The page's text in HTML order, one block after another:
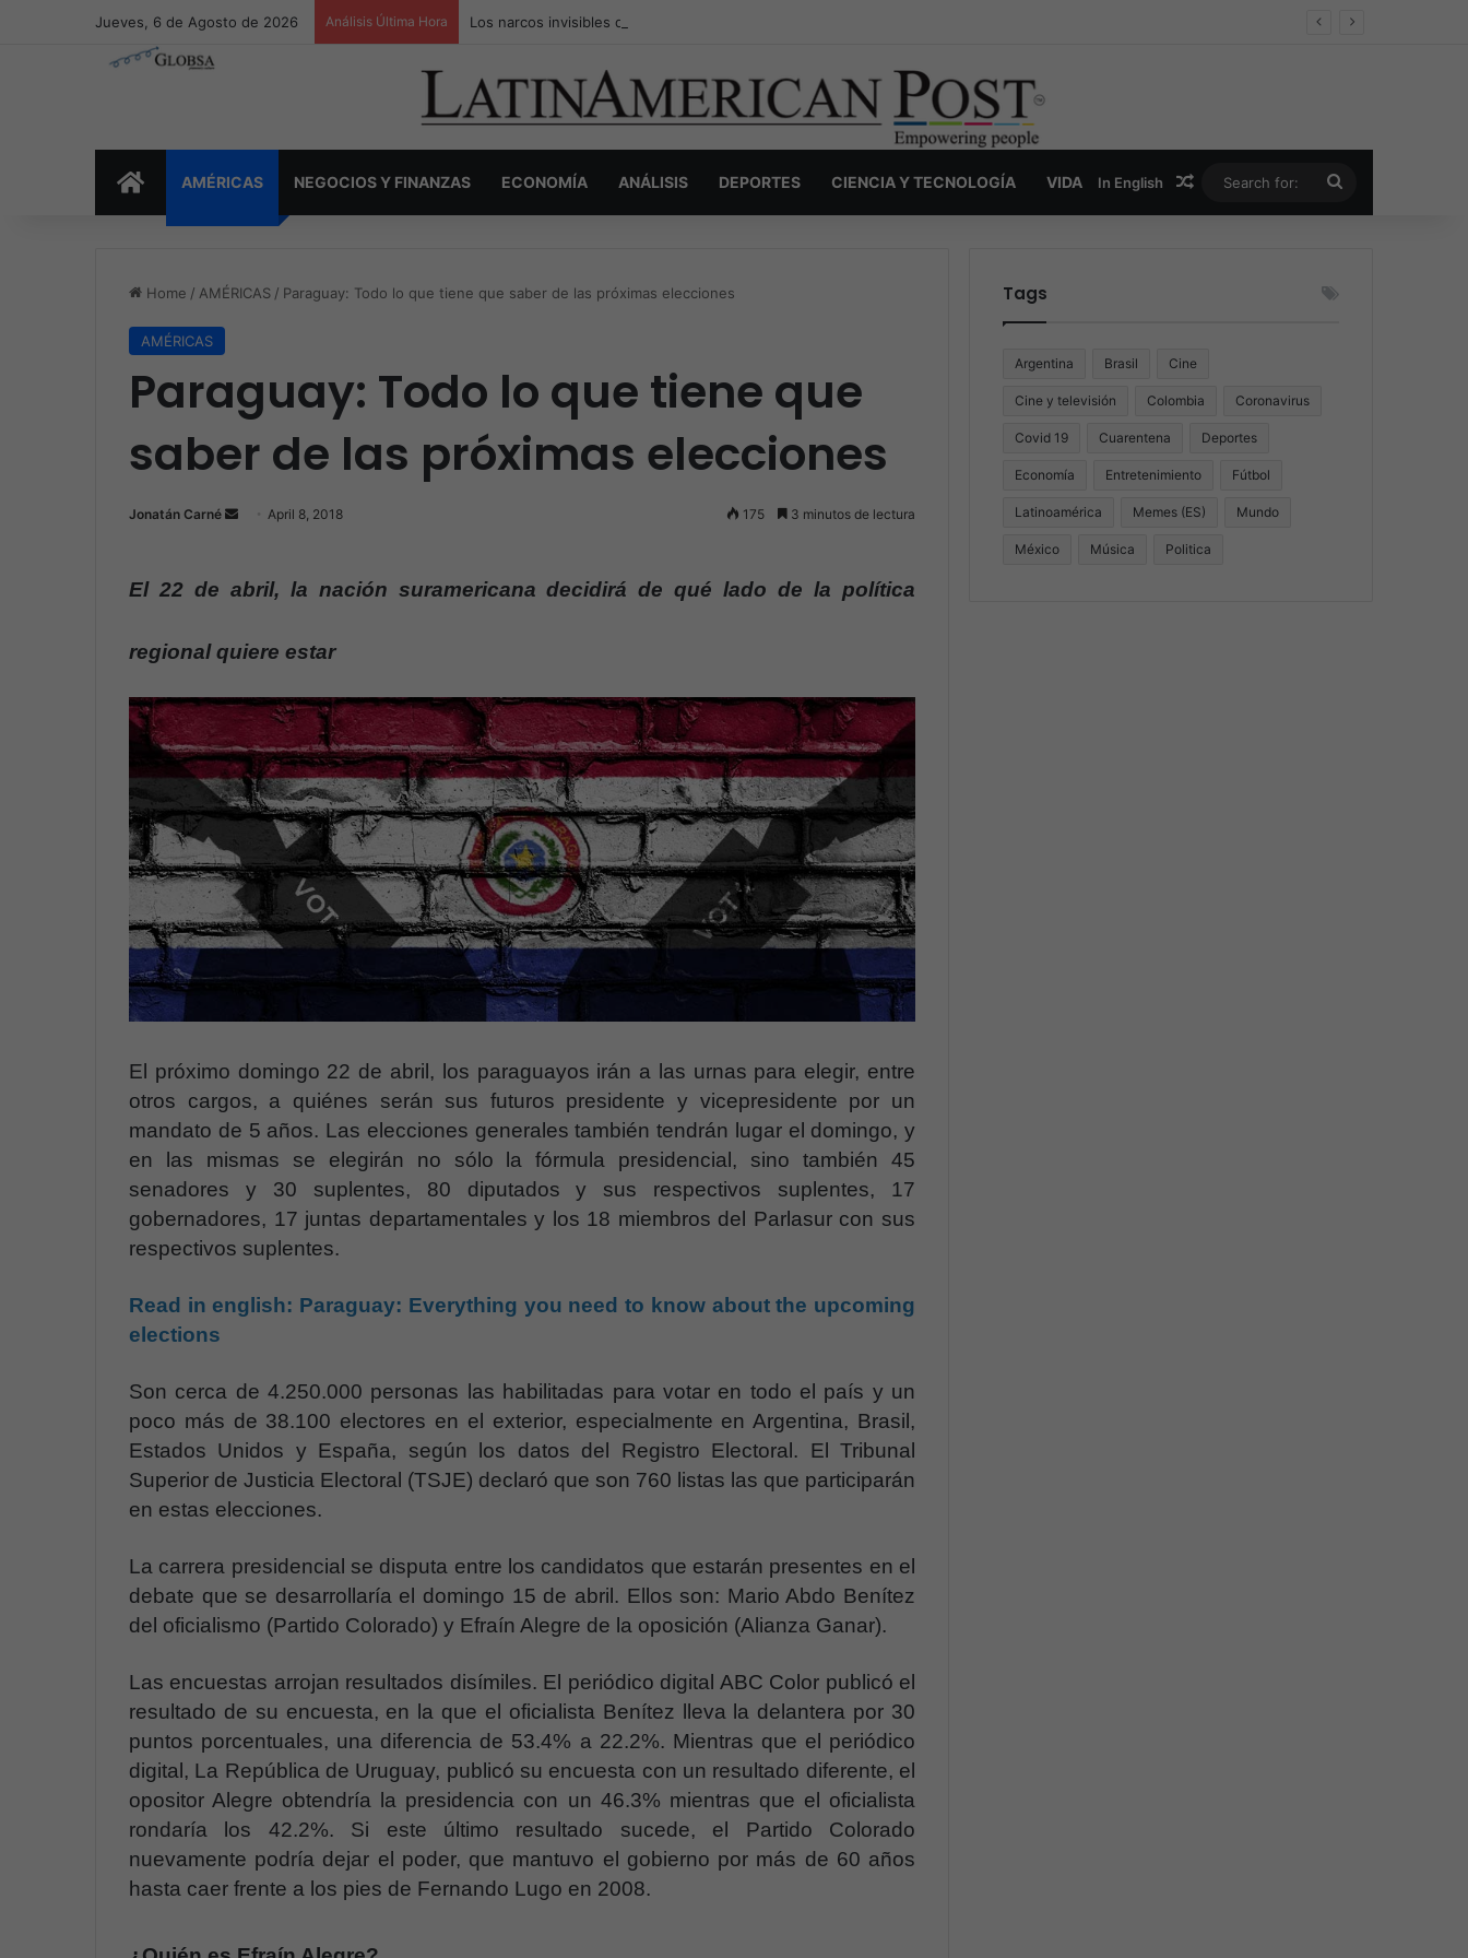
Jueves, 6 de Agosto de 2026 Análisis Última Hora Los narcos invisibles de Colombia: la guerra secreta por la verdad, el poder y la nueva economía de la droga
INICIOAMÉRICAS NEGOCIOS Y FINANZAS ECONOMÍA ANÁLISIS DEPORTES CIENCIA Y TECNOLOGÍA VIDA In English Random Article
for:
Home / AMÉRICAS / Paraguay: Todo lo que tiene que saber de las próximas elecciones
AMÉRICAS
Paraguay: Todo lo que tiene que
saber de las próximas elecciones
Jonatán Carné
d
n
m
a
i
l
April 8, 2018 175 3 minutos de lectura
El 22 de abril, la nación suramericana decidirá de qué lado de la política
regional quiere estar
El próximo domingo 22 de abril, los paraguayos irán a las urnas para elegir, entre
otros cargos, a quiénes serán sus futuros presidente y vicepresidente por un
mandato de 5 años. Las elecciones generales también tendrán lugar el domingo, y
en las mismas se elegirán no sólo la fórmula presidencial, sino también 45
senadores y 30 suplentes, 80 diputados y sus respectivos suplentes, 17
gobernadores, 17 juntas departamentales y los 18 miembros del Parlasur con sus
respectivos suplentes.
Read in english: Paraguay: Everything you need to know about the upcoming
elections
Son cerca de 4.250.000 personas las habilitadas para votar en todo el país y un
poco más de 38.100 electores en el exterior, especialmente en Argentina, Brasil,
Estados Unidos y España, según los datos del Registro Electoral. El Tribunal
Superior de Justicia Electoral (TSJE) declaró que son 760 listas las que participarán
en estas elecciones.
La carrera presidencial se disputa entre los candidatos que estarán presentes en el
debate que se desarrollaría el domingo 15 de abril. Ellos son: Mario Abdo Benítez
del oficialismo (Partido Colorado) y Efraín Alegre de la oposición (Alianza Ganar).
Las encuestas arrojan resultados disímiles. El periódico digital ABC Color publicó el
resultado de su encuesta, en la que el oficialista Benítez lleva la delantera por 30
puntos porcentuales, una diferencia de 53.4% a 22.2%. Mientras que el periódico
digital, La República de Uruguay, publicó su encuesta con un resultado diferente, el
opositor Alegre obtendría la presidencia con un 46.3% mientras que el oficialista
rondaría los 42.2%. Si este último resultado sucede, el Partido Colorado
nuevamente podría dejar el poder, que mantuvo el gobierno por más de 60 años
hasta caer frente a los pies de Fernando Lugo en 2008.
Tags
Argentina Brasil Cine
Cine y televisión Colombia Coronavirus
Covid 19 Cuarentena Deportes
Economía Entretenimiento Fútbol
Latinoamérica Memes (ES) Mundo
México Música Politica